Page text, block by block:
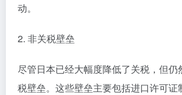
动。
2. 非关税壁垒
尽管日本已经大幅度降低了关税，但仍
税壁垒。这些壁垒主要包括进口许可证